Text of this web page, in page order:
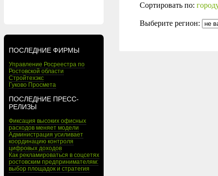
ПОСЛЕДНИЕ ФИРМЫ
Управление Росреестра по
Ростовской области
Стройтехэкс
Гуково Просмета
ПОСЛЕДНИЕ ПРЕСС-
РЕЛИЗЫ
Фиксация высоких офисных
расходов меняет модели
Администрация усиливает
координацию контроля
цифровых доходов
Как рекламироваться в соцсетях
ростовским предпринимателям:
выбор площадок и стратегия
Сортировать по:
Выберите регион: